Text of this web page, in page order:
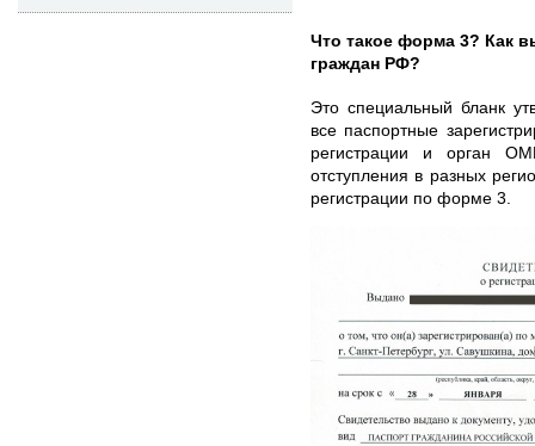
Что такое форма 3? Как
граждан РФ?
Это специальный бланк
все паспортные
регистрации и орган
отступления в разных
регистрации по форме 3.